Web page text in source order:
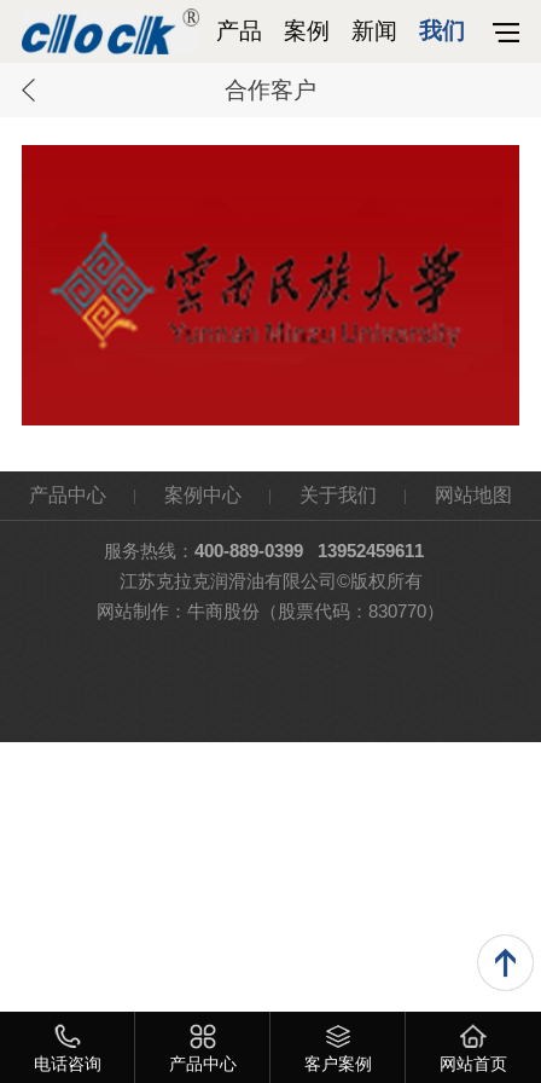
产品 案例 新闻 我们
合作客户
产品中心 案例中心 关于我们 网站地图
服务热线： 400-889-0399
13952459611
江苏克拉克润滑油有限公司©版权所有
网站制作： 牛商股份 （股票代码：830770）
电话咨询 产品中心 客户案例 网站首页